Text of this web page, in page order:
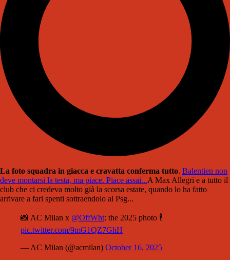
La foto squadra in giacca e cravatta conferma tutto. Balentien non
deve montarsi la testa, ma piace. Piace assai...A Max Allegri e a tutto il
club che ci credeva molto già la scorsa estate, quando lo ha fatto
arrivare a fari spenti sottraendolo al Psg...
📸 AC Milan x @OffWht: the 2025 photo 🕴️
pic.twitter.com/9mG1QZ7GhH
— AC Milan (@acmilan) October 16, 2025